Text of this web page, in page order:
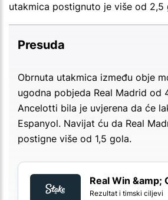
utakmica postignuto je više od 2,5
Presuda
Obrnuta utakmica između obje
ugodna pobjeda Real Madrid od
Ancelotti bila je uvjerena da će
Espanyol. Navijat ću da Real
postigne više od 1,5 gola.
Real Win &amp;
Rezultat i timski ciljevi